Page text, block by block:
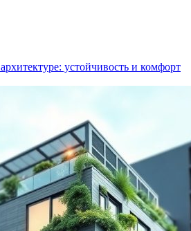
устойчивость и комфорт